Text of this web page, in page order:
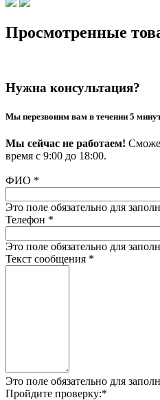
Просмотренные
Нужна консультация?
Мы перезвоним вам в течении 5
Мы сейчас не работаем!
время с 9:00 до 18:00.
ФИО *
Это поле обязательно для
Телефон *
Это поле обязательно для
Текст сообщения *
Это поле обязательно для
Пройдите проверку:*